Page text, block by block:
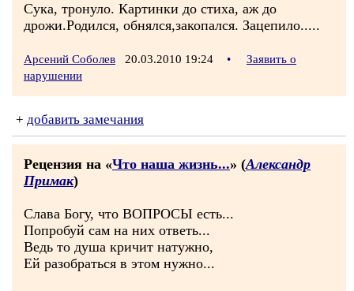
Сука, тронуло. Картинки до стиха, аж до
дрожи.Родился, обнялся,закопался. Зацепило.....
Арсений Соболев 20.03.2010 19:24 •
Заявить о
нарушении
+ добавить замечания
Рецензия на «Что наша жизнь...» (Александр
Примак)
Слава Богу, что ВОПРОСЫ есть...
Попробуй сам на них ответь...
Ведь то душа кричит натужно,
Ей разобраться в этом нужно...